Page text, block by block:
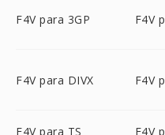
F4V para 3GP F4V
F4V para DIVX F4V
F4V para TS F4V